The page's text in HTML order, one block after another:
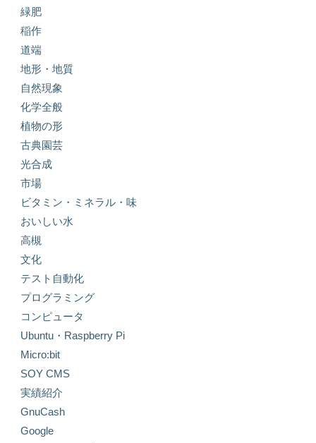
緑肥
稲作
道端
地形・地質
自然現象
化学全般
植物の形
古典園芸
光合成
市場
ビタミン・ミネラル・味
おいしい水
高槻
文化
テスト自動化
プログラミング
コンピュータ
Ubuntu・Raspberry Pi
Micro:bit
SOY CMS
実績紹介
GnuCash
Google